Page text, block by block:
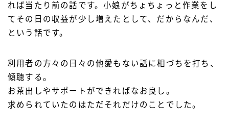
れば当たり前の話です。小娘がちょちょっと作業をし
てその日の収益が少し増えたとして、だからなんだ、
という話です。
利用者の方々の日々の他愛もない話に相づちを打ち、
傾聴する。
お茶出しやサポートができればなお良し。
求められていたのはただそれだけのことでした。